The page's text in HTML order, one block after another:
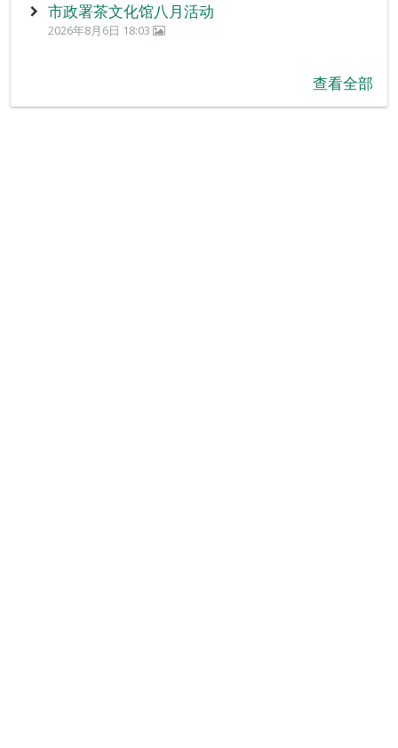
市政署茶文化馆八月活动
2026年8月6日 18:03
查看全部